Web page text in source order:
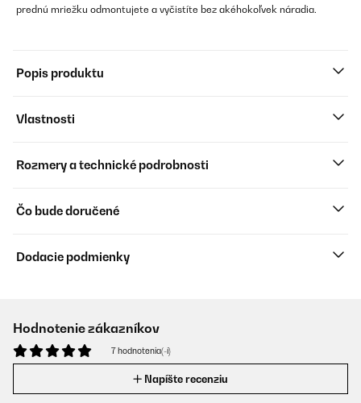
prednú mriežku odmontujete a vyčistíte bez akéhokoľvek náradia.
Popis produktu
Vlastnosti
Rozmery a technické podrobnosti
Čo bude doručené
Dodacie podmienky
Hodnotenie zákazníkov
7 hodnotenia(-í)
Napíšte recenziu